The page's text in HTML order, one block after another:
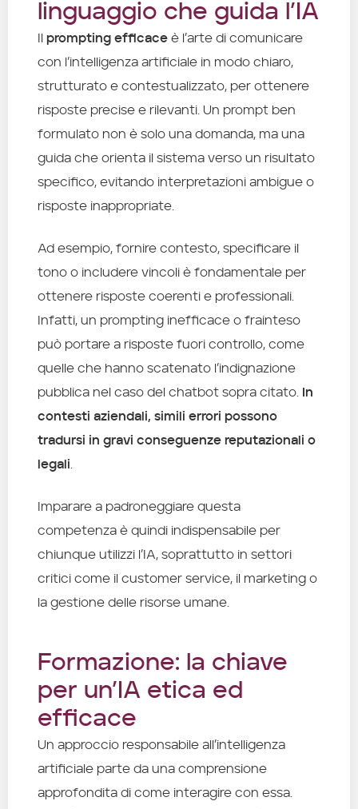
linguaggio che guida l’IA
prompting efficace è l’arte di comunicare
con l’intelligenza artificiale in modo chiaro,
strutturato e contestualizzato, per ottenere
risposte precise e rilevanti. Un prompt ben
formulato non è solo una domanda, ma una
guida che orienta il sistema verso un risultato
specifico, evitando interpretazioni ambigue o
risposte inappropriate.
Ad esempio, fornire contesto, specificare il
tono o includere vincoli è fondamentale per
ottenere risposte coerenti e professionali.
Infatti, un prompting inefficace o frainteso
può portare a risposte fuori controllo, come
quelle che hanno scatenato l’indignazione
pubblica nel caso del chatbot sopra citato.
In
contesti aziendali, simili errori possono
tradursi in gravi conseguenze reputazionali o
legali
Imparare a padroneggiare questa
competenza è quindi indispensabile per
chiunque utilizzi l’IA, soprattutto in settori
critici come il customer service, il marketing o
la gestione delle risorse umane.
Formazione: la chiave
per un’IA etica ed
efficace
Un approccio responsabile all’intelligenza
artificiale parte da una comprensione
approfondita di come interagire con essa.